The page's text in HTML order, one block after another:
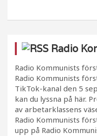
Radio
Radio Kommunists
Radio Kommunists
TikTok-kanal den 5
kan du lyssna på här.
av arbetarklassens
Radio Kommunists
upp på Radio